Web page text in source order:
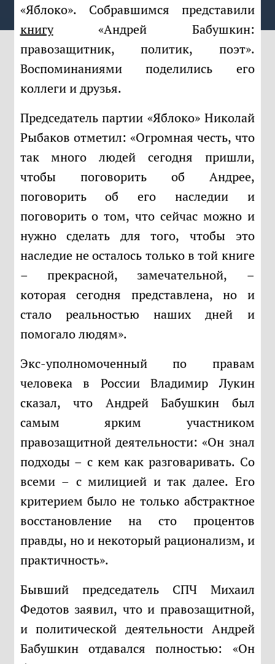
«Яблоко». Собравшимся представили
книгу«Андрей Бабушкин:
правозащитник, политик, поэт».
Воспоминаниями поделились его
коллеги и друзья.
Председатель партии «Яблоко» Николай
Рыбаков отметил: «Огромная честь, что
так много людей сегодня пришли,
чтобы поговорить об Андрее,
поговорить об его наследии и
поговорить о том, что сейчас можно и
нужно сделать для того, чтобы это
наследие не осталось только в той книге
– прекрасной, замечательной, –
которая сегодня представлена, но и
стало реальностью наших дней и
помогало людям».
Экс-уполномоченный по правам
человека в России Владимир Лукин
сказал, что Андрей Бабушкин был
самым ярким участником
правозащитной деятельности: «Он знал
подходы – с кем как разговаривать. Со
всеми – с милицией и так далее. Его
критерием было не только абстрактное
восстановление на сто процентов
правды, но и некоторый рационализм, и
практичность».
Бывший председатель СПЧ Михаил
Федотов заявил, что и правозащитной,
и политической деятельности Андрей
Бабушкин отдавался полностью: «Он